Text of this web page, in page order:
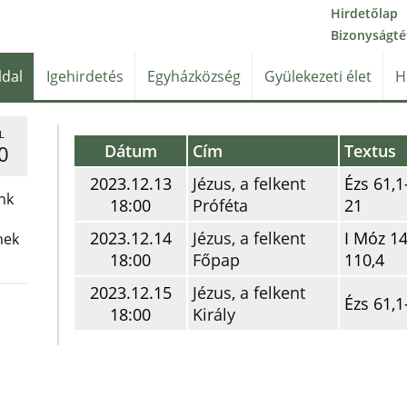
Hirdetőlap
Igehirdetés Egyházközség Gyülekezeti élet
Dátum Cím Textus
2023.12.13
18:00
Jézus, a felkent
Próféta
Ézs
21
2023.12.14
18:00
Jézus, a felkent
Főpap
I Móz
110,4
2023.12.15
18:00
Jézus, a felkent
Király
Ézs